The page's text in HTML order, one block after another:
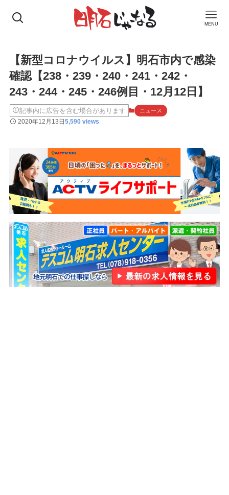
MENU
【新型コロナウイルス】明石市内で感染
確認【238・239・240・241・242・
243・244・245・246例目・12月12日】
記事内に広告を含む場合があります ニュース
2020年12月13日5,590 views